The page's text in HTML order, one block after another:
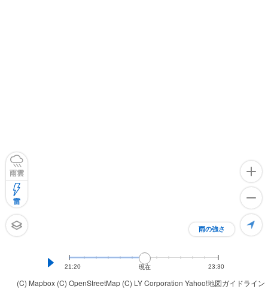
(C) Mapbox (C) OpenStreetMap (C) LY Corporation Yahoo!地図ガイドライン
雨の強さ
雨雲
雷
21:20 現在 23:30